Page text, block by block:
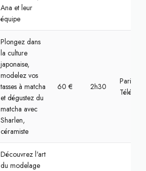
Ana et leur
équipe
Plongez dans
la culture
japonaise,
modelez vos
tasses à matcha
et dégustez du
matcha avec
Sharlen,
céramiste
60 € 2h30
Paris,
Découvrez l'art
du modelage